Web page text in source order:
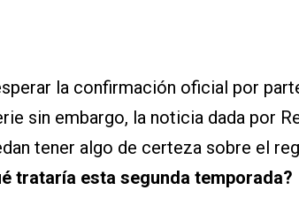
la confirmación oficial por
sin embargo, la noticia dada por
tener algo de certeza sobre el
trataría esta segunda temporada?